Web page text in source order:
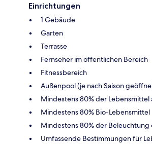
Einrichtungen
1 Gebäude
Garten
Terrasse
Fernseher im öffentlichen Bereich
Fitnessbereich
Außenpool (je nach Saison
Mindestens 80% der Lebensmittel
Mindestens 80% Bio-Lebensmittel
Mindestens 80% der Beleuchtung
Umfassende Bestimmungen für